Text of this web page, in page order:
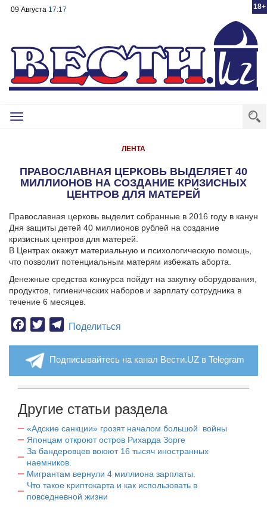
18+
09 Августа 17:17
Toggle
ЛЕНТА
ПРАВОСЛАВНАЯ ЦЕРКОВЬ ВЫДЕЛЯЕТ 40
МИЛЛИОНОВ НА СОЗДАНИЕ КРИЗИСНЫХ
ЦЕНТРОВ ДЛЯ МАТЕРЕЙ
Православная церковь выделит собранные в 2016 году в канун
Дня защиты детей 40 миллионов рублей на создание
кризисных центров для матерей.
В Центрах окажут материальную и психологическую помощь,
что позволит потенциальным матерям избежать аборта.
Денежные средства конкурса пойдут на закупку оборудования,
продуктов, гигиенических наборов и зарплату сотрудника в
течение 6 месяцев.
Facebook
TwitterTelegram
Поделиться
Подписывайтесь на канал Вести.UZ в Telegram
Другие статьи раздела
«Адские санкции» грозят началом большой войны
Японцам откроют остров Рихарда Зорге
За бандеровцев воюют 16 тысяч иностранных
наемников.
Мигрантам вернули 4 миллиона зарплаты.
Что такое криптокарта и как использовать в
повседневной жизни